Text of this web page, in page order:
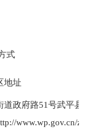
式
地址
道政府路51号武平县
www.wp.gov.cn/